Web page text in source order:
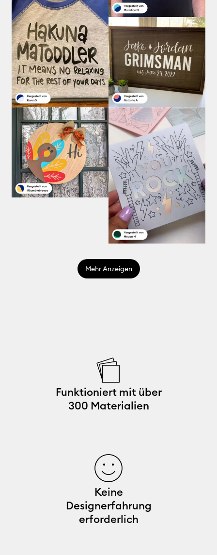
Mehr Anzeigen
Funktioniert mit über
300 Materialien
Keine
Designerfahrung
erforderlich